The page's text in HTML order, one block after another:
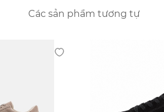
Các sản phẩm tương tự